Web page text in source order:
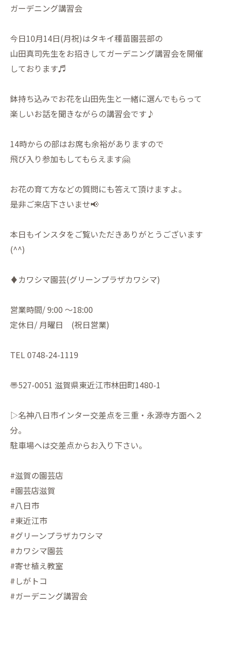
ガーデニング講習会
今日10月14日(月祝)はタキイ種苗園芸部の
山田真司先生をお招きしてガーデニング講習会を開催
しております♬
鉢持ち込みでお花を山田先生と一緒に選んでもらって
楽しいお話を聞きながらの講習会です♪
14時からの部はお席も余裕がありますので
飛び入り参加もしてもらえます🤗
お花の育て方などの質問にも答えて頂けますよ。
是非ご来店下さいませ📢
本日もインスタをご覧いただきありがとうございます
(^^)
♦︎カワシマ園芸(グリーンプラザカワシマ)
営業時間/ 9:00 〜18:00
定休日/ 月曜日 (祝日営業)
TEL 0748-24-1119
〠527-0051 滋賀県東近江市林田町1480-1
▷名神八日市インター交差点を三重・永源寺方面へ２
分。
駐車場へは交差点からお入り下さい。
#滋賀の園芸店
#園芸店滋賀
#八日市
#東近江市
#グリーンプラザカワシマ
#カワシマ園芸
#寄せ植え教室
#しがトコ
#ガーデニング講習会